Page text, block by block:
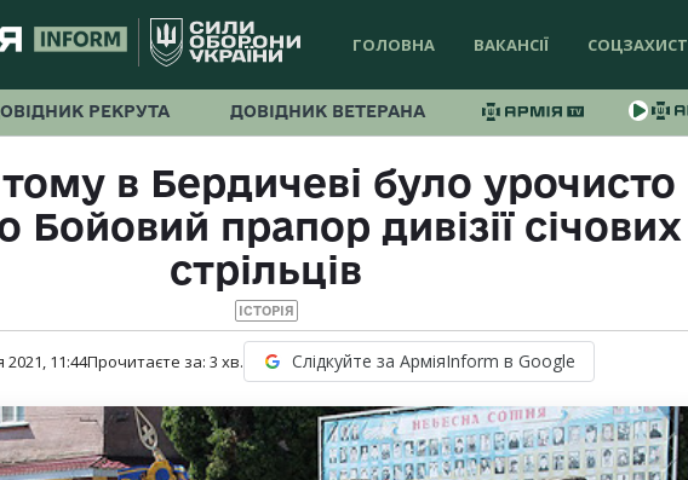
ГОЛОВНА ВАКАНСІЇ СОЦЗАХИСТ
РЕКРУТА ДОВІДНИК ВЕТЕРАНА
тому в Бердичеві було урочисто
Бойовий прапор дивізії січових
стрільців
ІСТОРІЯ
2021, 11:44Прочитаєте за: 3 хв. Слідкуйте за АрміяInform в Google